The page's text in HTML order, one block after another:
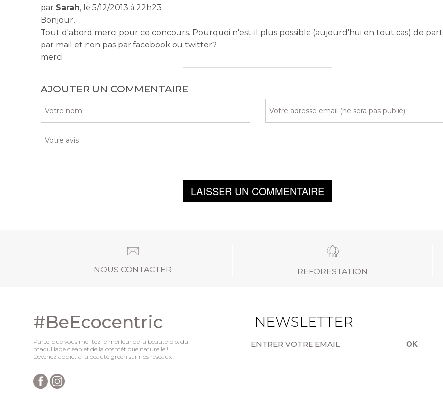
par Sarah, le 5/12/2013 à 22h23
Bonjour,
Tout d'abord merci pour ce concours. Pourquoi n'est-il plus possible (aujourd'hui en tout cas) de
par mail et non pas par facebook ou twitter?
merci
AJOUTER UN COMMENTAIRE
LAISSER UN COMMENTAIRE
NOUS CONTACTER REFORESTATION
#BeEcocentric
Parce-que vous méritez le meilleur de la beauté bio, du
maquillage clean et de la cosmétique naturelle !
Devenez addict à la beauté green sur nos réseaux :
NEWSLETTER
OK